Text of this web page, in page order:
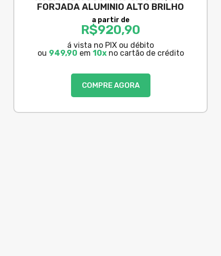
FORJADA ALUMINIO ALTO BRILHO
a partir de
R$920,90
á vista no PIX ou débito
ou 949,90 em 10xno cartão de crédito
COMPRE AGORA